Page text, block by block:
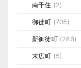
南千住 (2)
御徒町 (705)
新御徒町(286)
末広町 (5)